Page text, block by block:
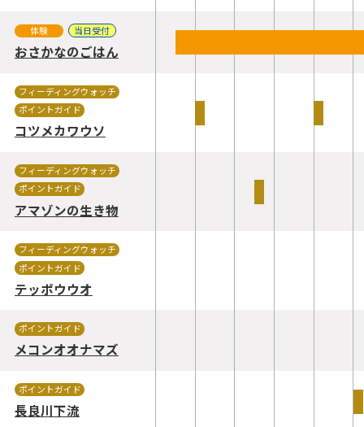
体験 当日受付
おさかなのごはん
フィーディングウォッチ
ポイントガイド
コツメカワウソ
フィーディングウォッチ
ポイントガイド
アマゾンの生き物
フィーディングウォッチ
ポイントガイド
テッポウウオ
ポイントガイド
メコンオオナマズ
ポイントガイド
長良川下流